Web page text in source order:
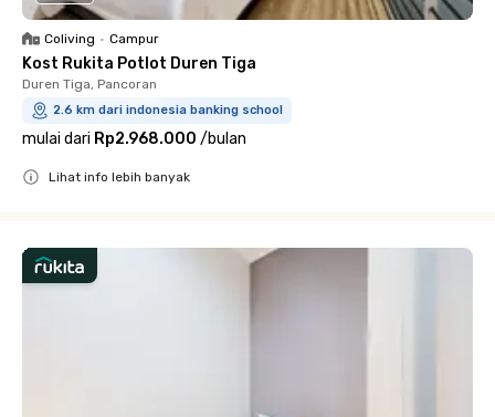
Coliving • Campur
Kost Rukita Potlot Duren Tiga
Duren Tiga, Pancoran
2.6 km dari indonesia banking school
mulai dari Rp2.968.000 /bulan
Lihat info lebih banyak